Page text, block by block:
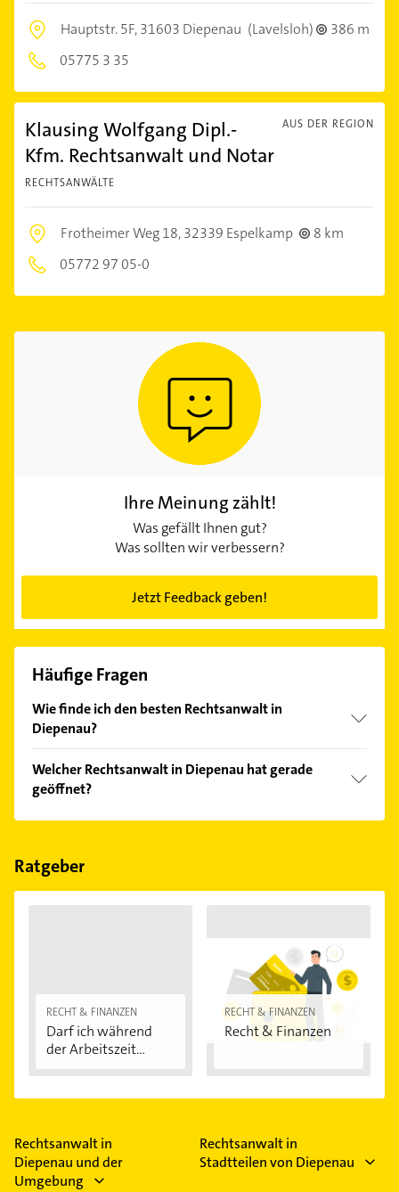
Hauptstr. 5F,31603 Diepenau (Lavelsloh)
386 m
05775 3 35
AUS DER REGION
Klausing Wolfgang Dipl.-
Kfm. Rechtsanwalt und Notar
RECHTSANWÄLTE
Frotheimer Weg 18,32339 Espelkamp
8 km
05772 97 05-0
Ihre Meinung zählt!
Was gefällt Ihnen gut?
Was sollten wir verbessern?
Jetzt Feedback geben!
Häufige Fragen
Wie finde ich den besten Rechtsanwalt in
Diepenau?
Kundenmeinungen und profitieren Sie von den
Empfehlungen. Die Suchergebnisse können Sie sich
einfach nachBewertungensortiert anzeigen lassen.
Welcher Rechtsanwalt in Diepenau hat gerade
geöffnet?
Im Anbieter-Bereich finden Sie alleÖffnungszeiten.
Feiertagen abweichen können.
Ratgeber
RECHT & FINANZEN
Darf ich während
der Arbeitszeit...
RECHT & FINANZEN
Recht & Finanzen
Rechtsanwalt in
Diepenau und der
Umgebung
Rechtsanwalt in
Stadtteilen von Diepenau